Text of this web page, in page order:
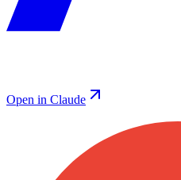
Open in Claude